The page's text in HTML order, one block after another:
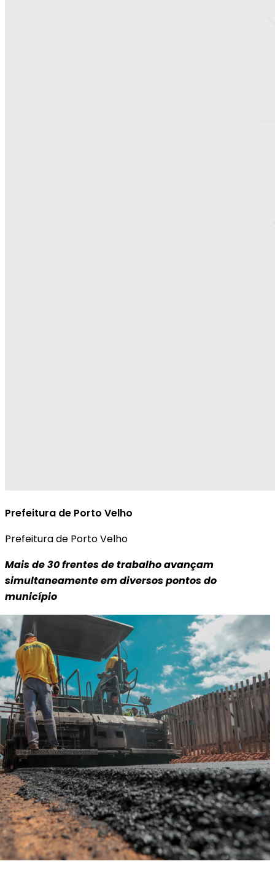
Prefeitura de Porto Velho
Prefeitura de Porto Velho
Mais de 30 frentes de trabalho avançam
simultaneamente em diversos pontos do
município